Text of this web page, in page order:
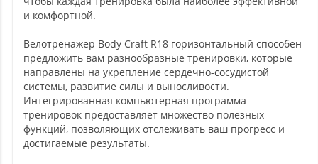
и комфортной.
Велотренажер Body Craft R18 горизонтальный способен
предложить вам разнообразные тренировки, которые
направлены на укрепление сердечно-сосудистой
системы, развитие силы и выносливости.
Интегрированная компьютерная программа
тренировок предоставляет множество полезных
функций, позволяющих отслеживать ваш прогресс и
достигаемые результаты.